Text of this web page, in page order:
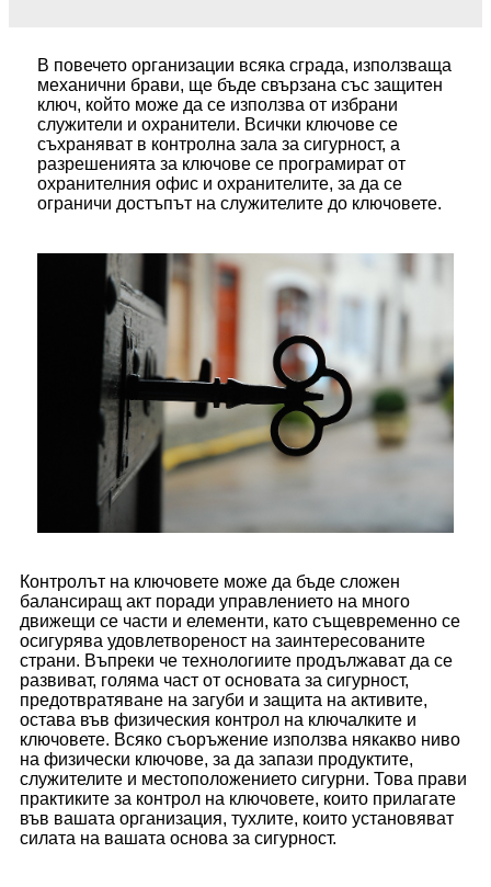
В повечето организации всяка сграда, използваща
механични брави, ще бъде свързана със защитен
ключ, който може да се използва от избрани
служители и охранители. Всички ключове се
съхраняват в контролна зала за сигурност, а
разрешенията за ключове се програмират от
охранителния офис и охранителите, за да се
ограничи достъпът на служителите до ключовете.
Контролът на ключовете може да бъде сложен
балансиращ акт поради управлението на много
движещи се части и елементи, като същевременно се
осигурява удовлетвореност на заинтересованите
страни. Въпреки че технологиите продължават да се
развиват, голяма част от основата за сигурност,
предотвратяване на загуби и защита на активите,
остава във физическия контрол на ключалките и
ключовете. Всяко съоръжение използва някакво ниво
на физически ключове, за да запази продуктите,
служителите и местоположението сигурни. Това прави
практиките за контрол на ключовете, които прилагате
във вашата организация, тухлите, които установяват
силата на вашата основа за сигурност.